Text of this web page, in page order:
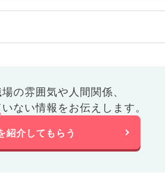
の雰囲気や人間関係、
ない情報をお伝えします。
紹介してもらう